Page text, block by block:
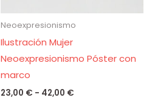
Neoexpresionismo
Ilustración Mujer
Neoexpresionismo Póster con
marco
23,00 € - 42,00 €